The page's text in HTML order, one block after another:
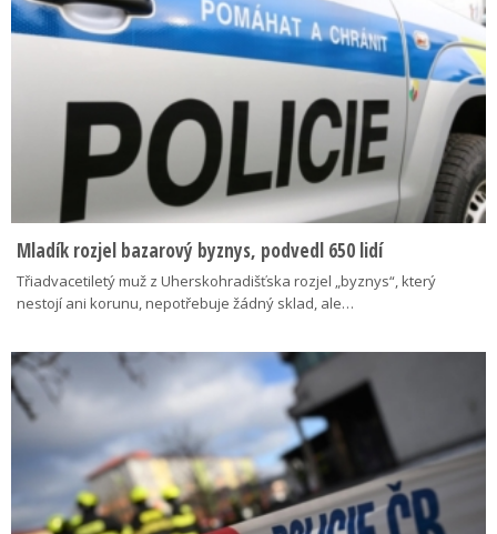
Mladík rozjel bazarový byznys, podvedl 650 lidí
Třiadvacetiletý muž z Uherskohradišťska rozjel „byznys“, který
nestojí ani korunu, nepotřebuje žádný sklad, ale…